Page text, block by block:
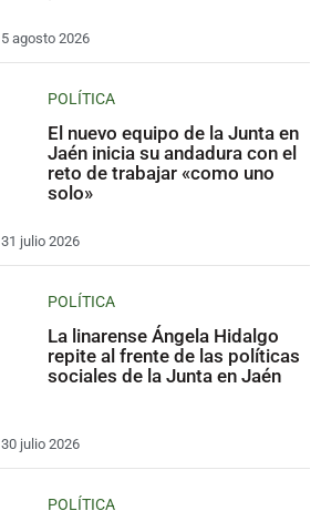
5 agosto 2026
POLÍTICA
El nuevo equipo de la Junta en
Jaén inicia su andadura con el
reto de trabajar «como uno
solo»
31 julio 2026
POLÍTICA
La linarense Ángela Hidalgo
repite al frente de las políticas
sociales de la Junta en Jaén
30 julio 2026
POLÍTICA